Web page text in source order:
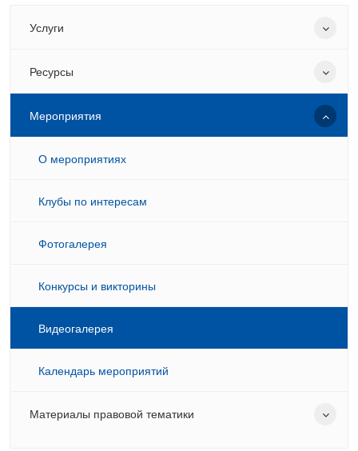
Услуги
Ресурсы
Мероприятия
О мероприятиях
Клубы по интересам
Фотогалерея
Конкурсы и викторины
Видеогалерея
Календарь мероприятий
Материалы правовой тематики